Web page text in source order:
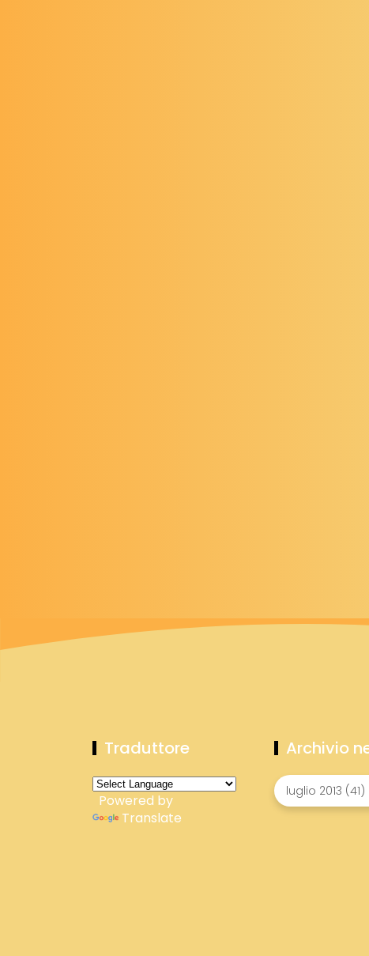
Traduttore
Powered by
Translate
Archivio